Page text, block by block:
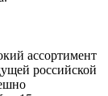
ассортимент
российской